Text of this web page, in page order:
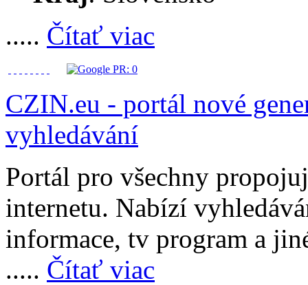
..... Čítať viac
CZIN.eu - portál nové
vyhledávání
Portál pro všechny
internetu. Nabízí
informace, tv program a
..... Čítať viac